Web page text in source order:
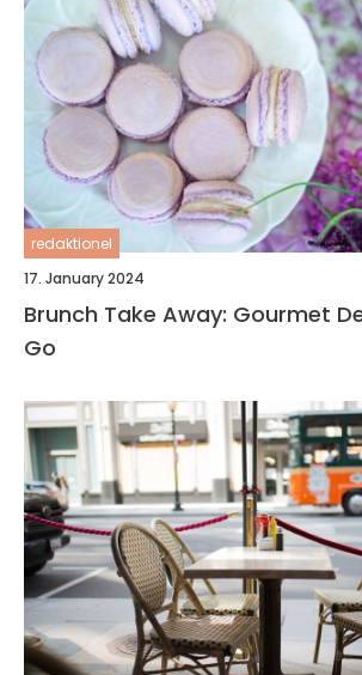
redaktionel
17. January 2024
Brunch Take Away: Gourmet
Go